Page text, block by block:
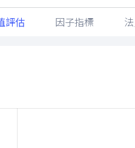
評估 因子指標